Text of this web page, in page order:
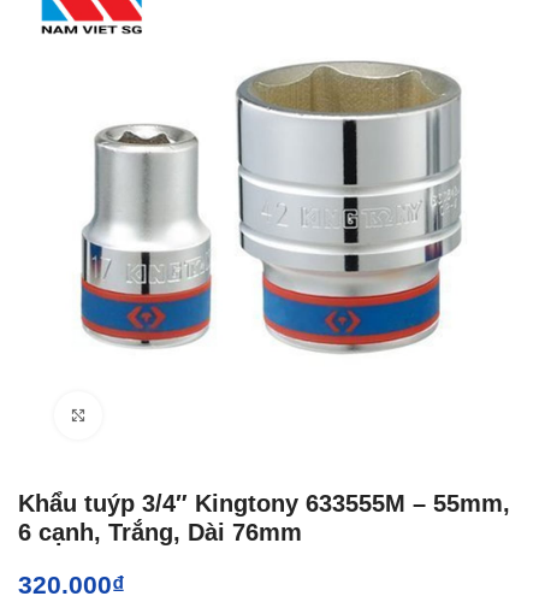
Khẩu tuýp 3/4″ Kingtony 633555M – 55mm,
6 cạnh, Trắng, Dài 76mm
320.000₫